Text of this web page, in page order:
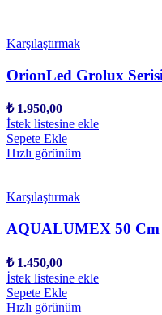
Karşılaştırmak
OrionLed Grolux
₺1.950,00
İstek listesine ekle
Sepete Ekle
Hızlı görünüm
Karşılaştırmak
AQUALUMEX 50 Cm
₺1.450,00
İstek listesine ekle
Sepete Ekle
Hızlı görünüm